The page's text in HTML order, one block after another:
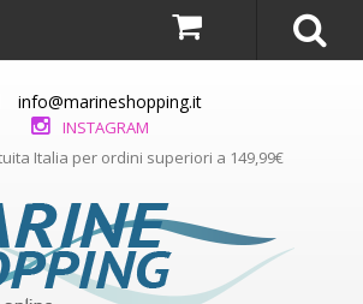
info@marineshopping.it
INSTAGRAM
Italia per ordini superiori a 149,99€